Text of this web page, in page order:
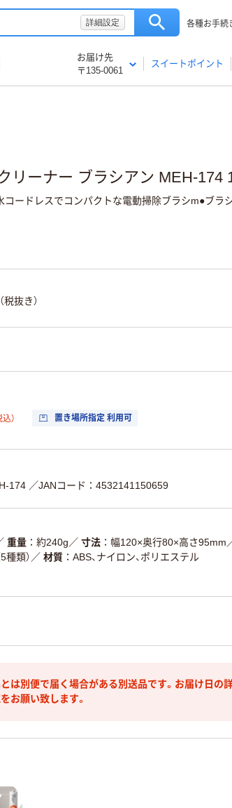
詳細設定 各種お手続
お届け先
〒135-0061
スイートポイント
リーナー ブラシアン MEH-174
コードレスでコンパクトな電動掃除ブラシm●ブラ
税抜き）
込） 置き場所指定 利用可
174 ／JANコード：4532141150659
重量 約240g ／ 寸法 幅120×奥行80×高さ95mm
種類） ／ 材質
ABS、ナイロン、ポリエステル
は別便で届く場合がある別送品です。お届け日の
お願い致します。